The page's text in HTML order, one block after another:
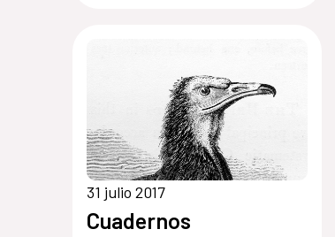
31 julio 2017
Cuadernos